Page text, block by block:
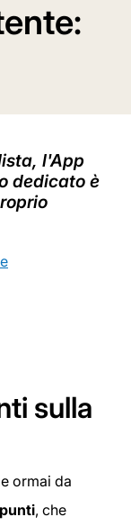
l'App
dedicato è
sulla
ormai da
, che